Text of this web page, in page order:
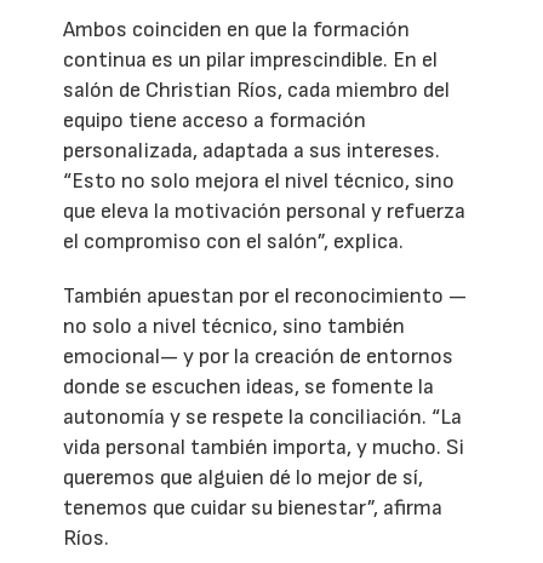
Ambos coinciden en que la formación
continua es un pilar imprescindible. En el
salón de Christian Ríos, cada miembro del
equipo tiene acceso a formación
personalizada, adaptada a sus intereses.
“Esto no solo mejora el nivel técnico, sino
que eleva la motivación personal y refuerza
el compromiso con el salón”, explica.
También apuestan por el reconocimiento —
no solo a nivel técnico, sino también
emocional— y por la creación de entornos
donde se escuchen ideas, se fomente la
autonomía y se respete la conciliación. “La
vida personal también importa, y mucho. Si
queremos que alguien dé lo mejor de sí,
tenemos que cuidar su bienestar”, afirma
Ríos.